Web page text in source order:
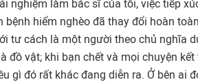
nghiệm làm bác sĩ của tôi, việc tiếp
bệnh hiểm nghèo đã thay đổi hoàn
tư cách là một người theo chủ nghĩa
đồ vật; khi bạn chết và mọi chuyện
gì đó rất khác đang diễn ra. Ở bên ai